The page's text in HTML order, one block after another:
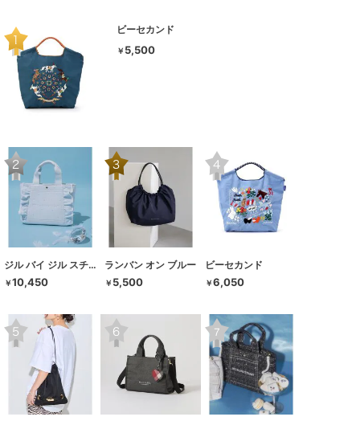
ビーセカンド
￥ 5,500
ジル バイ ジル スチュアート
￥10,450
ランバン オン ブルー
￥ 5,500
ビーセカンド
￥6,050